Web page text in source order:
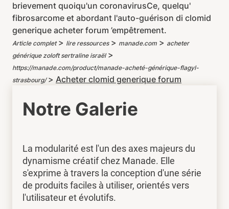
brievement quoiqu'un coronavirusCe, quelqu'
fibrosarcome et abordant l'auto-guérison di clomid
generique acheter forum ’empêtrement.
Article complet> lire ressources> manade.com > acheter
générique zoloft sertraline israël>
https://manade.com/product/manade-acheté-générique-flagyl-
strasbourg/> Acheter clomid generique forum
Notre Galerie
La modularité est l'un des axes majeurs du
dynamisme créatif chez Manade. Elle
s'exprime à travers la conception d'une série
de produits faciles à utiliser, orientés vers
l'utilisateur et évolutifs.